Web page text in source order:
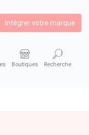
Intégrer votre marque
Boutiques Recherche